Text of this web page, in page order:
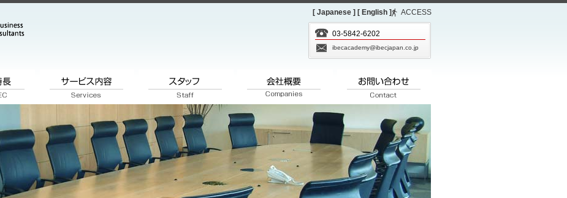
[ Japanese ] [ English ] ACCESS
03-5842-6202
ibecacademy@ibecjapan.co.jp